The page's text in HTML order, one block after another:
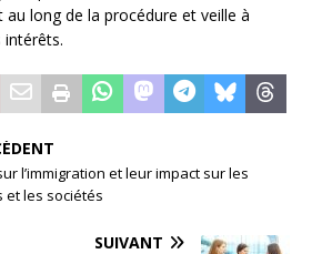
long de la procédure et veille à
intérêts.
l’immigration et leur impact sur les
et les sociétés
SUIVANT